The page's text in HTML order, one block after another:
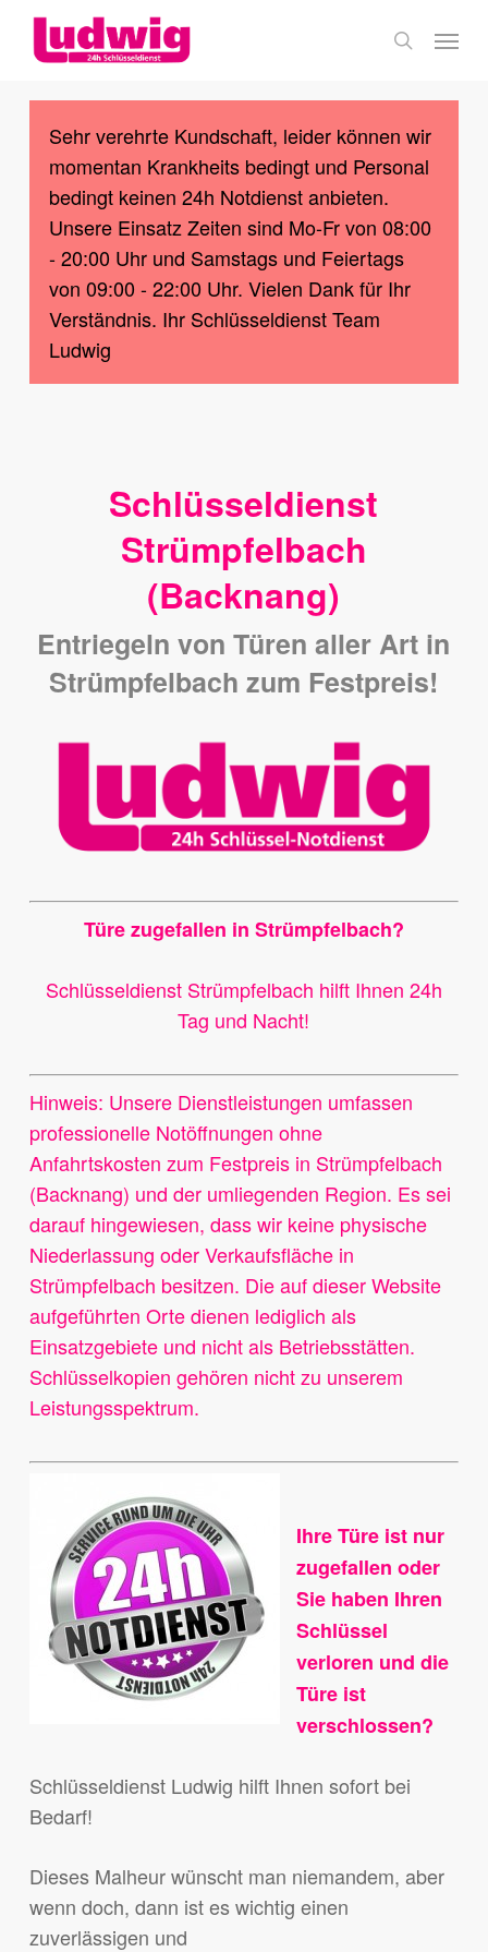
Skip
content
search
Menu
Sehr verehrte Kundschaft, leider können wir
momentan Krankheits bedingt und Personal
bedingt keinen 24h Notdienst anbieten.
Unsere Einsatz Zeiten sind Mo-Fr von 08:00
- 20:00 Uhr und Samstags und Feiertags
von 09:00 - 22:00 Uhr. Vielen Dank für Ihr
Verständnis. Ihr Schlüsseldienst Team
Ludwig
Schlüsseldienst
Strümpfelbach
(Backnang)
Entriegeln von Türen aller Art in
Strümpfelbach zum Festpreis!
Türe zugefallen in Strümpfelbach?
Schlüsseldienst Strümpfelbach hilft Ihnen 24h
Tag und Nacht!
Hinweis: Unsere Dienstleistungen umfassen
professionelle Notöffnungen ohne
Anfahrtskosten zum Festpreis in Strümpfelbach
(Backnang) und der umliegenden Region. Es sei
darauf hingewiesen, dass wir keine physische
Niederlassung oder Verkaufsfläche in
Strümpfelbach besitzen. Die auf dieser Website
aufgeführten Orte dienen lediglich als
Einsatzgebiete und nicht als Betriebsstätten.
Schlüsselkopien gehören nicht zu unserem
Leistungsspektrum.
Ihre Türe ist nur
zugefallen oder
Sie haben Ihren
Schlüssel
verloren und die
Türe ist
verschlossen?
Schlüsseldienst Ludwig hilft Ihnen sofort bei
Bedarf!
Dieses Malheur wünscht man niemandem, aber
wenn doch, dann ist es wichtig einen
zuverlässigen und